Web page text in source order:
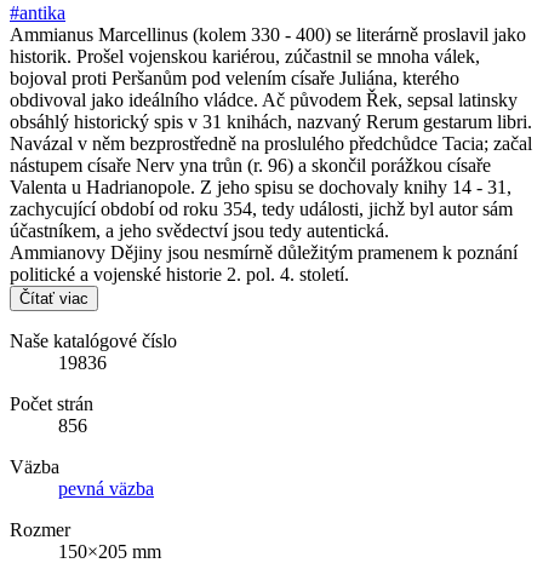
#antika
Ammianus Marcellinus (kolem 330 - 400) se literárně proslavil jako
historik. Prošel vojenskou kariérou, zúčastnil se mnoha válek,
bojoval proti Peršanům pod velením císaře Juliána, kterého
obdivoval jako ideálního vládce. Ač původem Řek, sepsal latinsky
obsáhlý historický spis v 31 knihách, nazvaný Rerum gestarum libri.
Navázal v něm bezprostředně na proslulého předchůdce Tacia; začal
nástupem císaře Nerv yna trůn (r. 96) a skončil porážkou císaře
Valenta u Hadrianopole. Z jeho spisu se dochovaly knihy 14 - 31,
zachycující období od roku 354, tedy události, jichž byl autor sám
účastníkem, a jeho svědectví jsou tedy autentická.
Ammianovy Dějiny jsou nesmírně důležitým pramenem k poznání
politické a vojenské historie 2. pol. 4. století.
Čítať viac
Naše katalógové číslo
19836
Počet strán
856
Väzba
pevná väzba
Rozmer
150×205 mm